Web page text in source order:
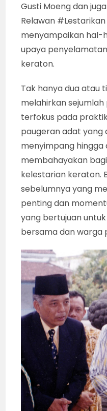
Gusti Moeng dan
Relawan
menyampaikan hal-
upaya
keraton.
Tak hanya dua atau
melahirkan
terfokus pada
paugeran adat yang
menyimpang hingga
membahayakan
kelestarian keraton.
sebelumnya yang
penting dan
yang bertujuan
bersama dan warga